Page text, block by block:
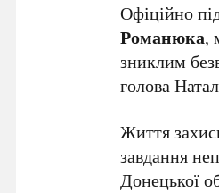
Офіційно
Романюка,
зниклим
голова
Життя
завдання
Донецької